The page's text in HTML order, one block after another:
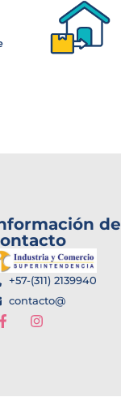
de
+57-(311) 2139940
contacto@